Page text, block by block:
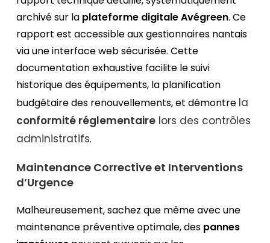
archivé sur la plateforme digitale Avégreen. Ce
rapport est accessible aux gestionnaires nantais
via une interface web sécurisée. Cette
documentation exhaustive facilite le suivi
historique des équipements, la planification
budgétaire des renouvellements, et démontre la
conformité réglementaire lors des contrôles
administratifs.
Maintenance Corrective et Interventions
d’Urgence
Malheureusement, sachez que même avec une
maintenance préventive optimale, des pannes